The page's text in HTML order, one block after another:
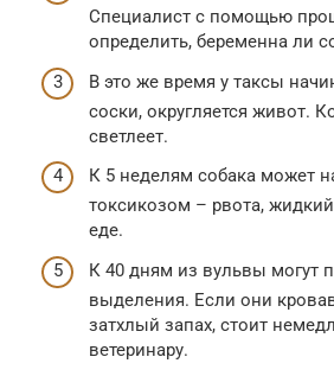
Специалист с помощью
определить, беременна ли
В это же время у таксы
соски, округляется живот.
светлеет.
К 5 неделям собака может
токсикозом – рвота,
еде.
К 40 дням из вульвы могут
выделения. Если они
затхлый запах, стоит
ветеринару.